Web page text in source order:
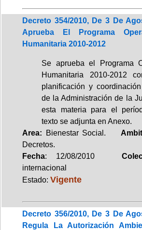
Decreto 354/2010, De 3 De
Aprueba El Programa
Humanitaria 2010-2012
Se aprueba el Programa
Humanitaria 2010-2012
planificación y
de la Administración de la
esta materia para el
texto se adjunta en Anexo.
Area: Bienestar Social.
Decretos.
Fecha: 12/08/2010
internacional
Estado: Vigente
Decreto 356/2010, De 3 De
Regula La Autorización